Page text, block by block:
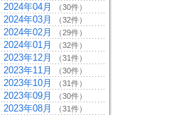
2024年04月 （30件）
2024年03月 （32件）
2024年02月 （29件）
2024年01月 （32件）
2023年12月 （31件）
2023年11月 （30件）
2023年10月 （31件）
2023年09月 （30件）
2023年08月 （31件）